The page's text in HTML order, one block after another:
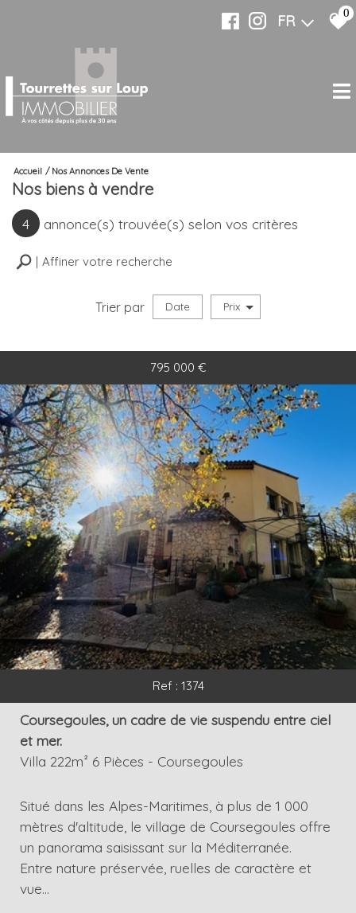
FR 0
Accueil Nos Annonces De Vente
Nos biens à vendre
4 annonce(s) trouvée(s) selon vos critères
Affiner votre recherche
5KM 10KM 25KM
Critères supplémentaires
Piscine Parking Terrasse
Rechercher
+ de critères
Trier par Date Prix
795 000 €
Ref : 1374
Coursegoules, un cadre de vie suspendu entre ciel
et mer.
Villa 222m² 6 Pièces - Coursegoules
Situé dans les Alpes-Maritimes, à plus de 1 000
mètres d'altitude, le village de Coursegoules offre
un panorama saisissant sur la Méditerranée.
Entre nature préservée, ruelles de caractère et
vue...